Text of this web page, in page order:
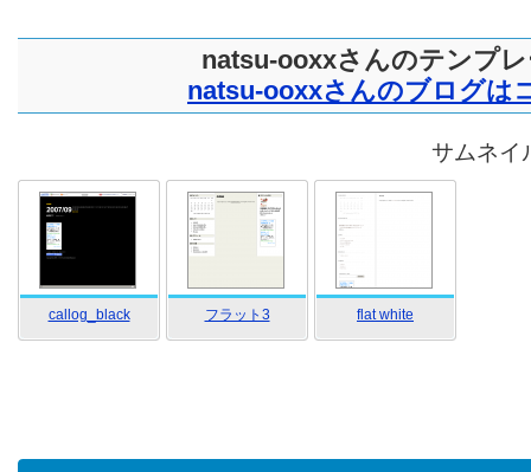
natsu-ooxxさんのテンプ
natsu-ooxxさんのブログは
サムネイ
callog_black フラット3 flat white